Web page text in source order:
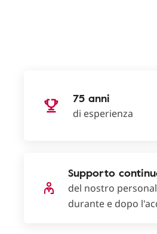
75 anni
di esperienza
Supporto
del nostro
durante e dopo